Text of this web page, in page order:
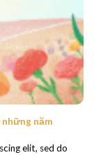
năm
elit, sed do